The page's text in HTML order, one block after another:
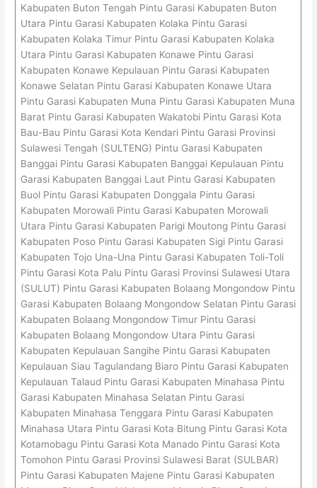
Kabupaten Buton Tengah Pintu Garasi Kabupaten Buton
Utara Pintu Garasi Kabupaten Kolaka Pintu Garasi
Kabupaten Kolaka Timur Pintu Garasi Kabupaten Kolaka
Utara Pintu Garasi Kabupaten Konawe Pintu Garasi
Kabupaten Konawe Kepulauan Pintu Garasi Kabupaten
Konawe Selatan Pintu Garasi Kabupaten Konawe Utara
Pintu Garasi Kabupaten Muna Pintu Garasi Kabupaten Muna
Barat Pintu Garasi Kabupaten Wakatobi Pintu Garasi Kota
Bau-Bau Pintu Garasi Kota Kendari Pintu Garasi Provinsi
Sulawesi Tengah (SULTENG) Pintu Garasi Kabupaten
Banggai Pintu Garasi Kabupaten Banggai Kepulauan Pintu
Garasi Kabupaten Banggai Laut Pintu Garasi Kabupaten
Buol Pintu Garasi Kabupaten Donggala Pintu Garasi
Kabupaten Morowali Pintu Garasi Kabupaten Morowali
Utara Pintu Garasi Kabupaten Parigi Moutong Pintu Garasi
Kabupaten Poso Pintu Garasi Kabupaten Sigi Pintu Garasi
Kabupaten Tojo Una-Una Pintu Garasi Kabupaten Toli-Toli
Pintu Garasi Kota Palu Pintu Garasi Provinsi Sulawesi Utara
(SULUT) Pintu Garasi Kabupaten Bolaang Mongondow Pintu
Garasi Kabupaten Bolaang Mongondow Selatan Pintu Garasi
Kabupaten Bolaang Mongondow Timur Pintu Garasi
Kabupaten Bolaang Mongondow Utara Pintu Garasi
Kabupaten Kepulauan Sangihe Pintu Garasi Kabupaten
Kepulauan Siau Tagulandang Biaro Pintu Garasi Kabupaten
Kepulauan Talaud Pintu Garasi Kabupaten Minahasa Pintu
Garasi Kabupaten Minahasa Selatan Pintu Garasi
Kabupaten Minahasa Tenggara Pintu Garasi Kabupaten
Minahasa Utara Pintu Garasi Kota Bitung Pintu Garasi Kota
Kotamobagu Pintu Garasi Kota Manado Pintu Garasi Kota
Tomohon Pintu Garasi Provinsi Sulawesi Barat (SULBAR)
Pintu Garasi Kabupaten Majene Pintu Garasi Kabupaten